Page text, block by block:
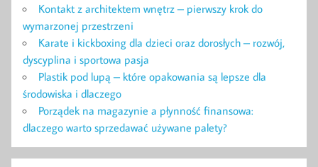
Kontakt z architektem wnętrz – pierwszy krok do
wymarzonej przestrzeni
Karate i kickboxing dla dzieci oraz dorosłych – rozwój,
dyscyplina i sportowa pasja
Plastik pod lupą – które opakowania są lepsze dla
środowiska i dlaczego
Porządek na magazynie a płynność finansowa:
dlaczego warto sprzedawać używane palety?